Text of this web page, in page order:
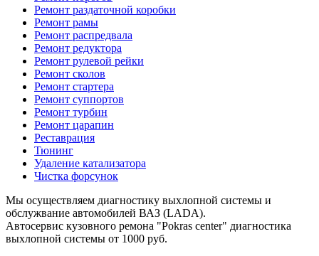
Ремонт раздаточной коробки
Ремонт рамы
Ремонт распредвала
Ремонт редуктора
Ремонт рулевой рейки
Ремонт сколов
Ремонт стартера
Ремонт суппортов
Ремонт турбин
Ремонт царапин
Реставрация
Тюнинг
Удаление катализатора
Чистка форсунок
Мы осуществляем диагностику выхлопной системы и
обслужвание автомобилей ВАЗ (LADA).
Автосервис кузовного ремона "Pokras center" диагностика
выхлопной системы от 1000 руб.